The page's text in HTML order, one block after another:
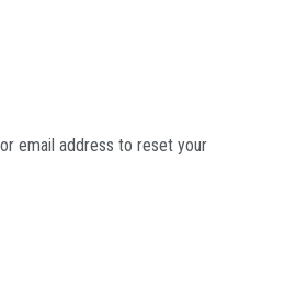
email address to reset your